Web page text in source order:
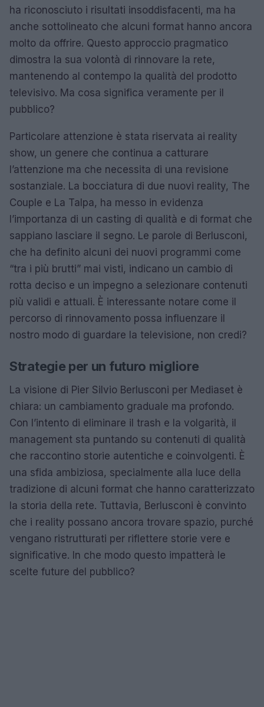
ha riconosciuto i risultati insoddisfacenti, ma ha
anche sottolineato che alcuni format hanno ancora
molto da offrire. Questo approccio pragmatico
dimostra la sua volontà di rinnovare la rete,
mantenendo al contempo la qualità del prodotto
televisivo. Ma cosa significa veramente per il
pubblico?
Particolare attenzione è stata riservata ai reality
show, un genere che continua a catturare
l’attenzione ma che necessita di una revisione
sostanziale. La bocciatura di due nuovi reality, The
Couple e La Talpa, ha messo in evidenza
l’importanza di un casting di qualità e di format che
sappiano lasciare il segno. Le parole di Berlusconi,
che ha definito alcuni dei nuovi programmi come
“tra i più brutti” mai visti, indicano un cambio di
rotta deciso e un impegno a selezionare contenuti
più validi e attuali. È interessante notare come il
percorso di rinnovamento possa influenzare il
nostro modo di guardare la televisione, non credi?
Strategie per un futuro migliore
La visione di Pier Silvio Berlusconi per Mediaset è
chiara: un cambiamento graduale ma profondo.
Con l’intento di eliminare il trash e la volgarità, il
management sta puntando su contenuti di qualità
che raccontino storie autentiche e coinvolgenti. È
una sfida ambiziosa, specialmente alla luce della
tradizione di alcuni format che hanno caratterizzato
la storia della rete. Tuttavia, Berlusconi è convinto
che i reality possano ancora trovare spazio, purché
vengano ristrutturati per riflettere storie vere e
significative. In che modo questo impatterà le
scelte future del pubblico?